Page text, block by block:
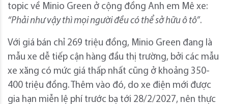
topic về Minio Green ở cộng đồng Anh em Mê xe:
“Phải như vậy thì mọingười đềucó thể sở hữu ô tô”.
Với giá bán chỉ 269 triệu đồng, Minio Green đang là
mẫu xe dễ tiếp cận hàng đầu thị trường, bởi các mẫu
xe xăng có mức giá thấp nhất cũng ở khoảng 350-
400 triệu đồng. Thêm vào đó, do xe điện mới được
gia hạn miễn lệ phí trước bạ tới 28/2/2027, nên thực